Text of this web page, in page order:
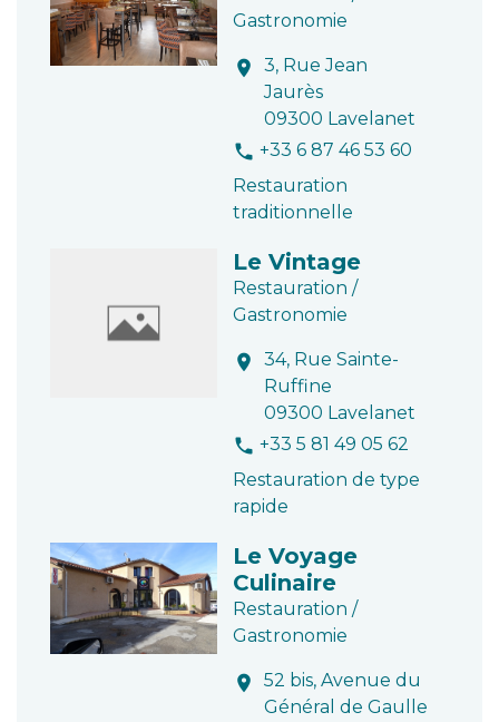
Gastronomie
location_on
3, Rue Jean
Jaurès
09300 Lavelanet
phone +33 6 87 46 53 60
Restauration
traditionnelle
Le Vintage
Restauration /
Gastronomie
location_on
34, Rue Sainte-
Ruffine
09300 Lavelanet
phone +33 5 81 49 05 62
Restauration de type
rapide
Le Voyage
Culinaire
Restauration /
Gastronomie
location_on
52 bis, Avenue du
Général de Gaulle